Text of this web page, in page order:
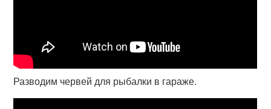
Разводим червей для рыбалки в гараже.